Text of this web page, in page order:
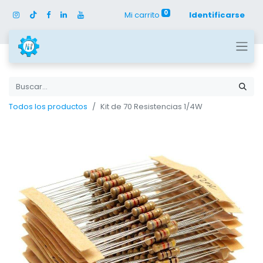
Mi carrito 0 Identificarse
Todos los productos Kit de 70 Resistencias 1/4W